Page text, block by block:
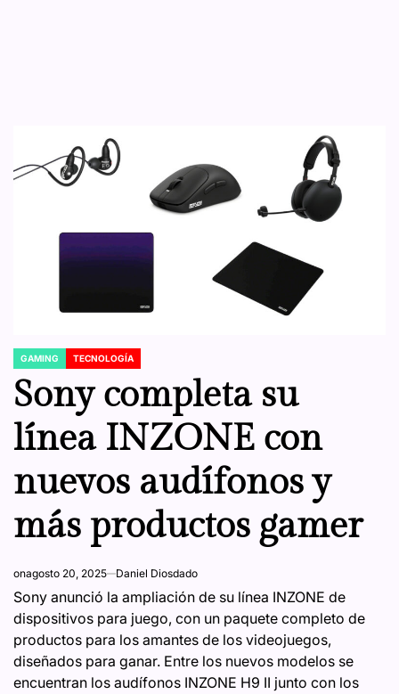
POSTED
IN
GAMING TECNOLOGÍA
Sony completa su
línea INZONE con
nuevos audífonos y
más productos gamer
onagosto 20, 2025 Daniel Diosdado
Sony anunció la ampliación de su línea INZONE de
dispositivos para juego, con un paquete completo de
productos para los amantes de los videojuegos,
diseñados para ganar. Entre los nuevos modelos se
encuentran los audífonos INZONE H9 II junto con los